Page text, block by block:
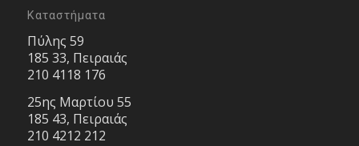
Καταστήματα
Πύλης 59
185 33, Πειραιάς
210 4118 176
25ης Μαρτίου 55
185 43, Πειραιάς
210 4212 212